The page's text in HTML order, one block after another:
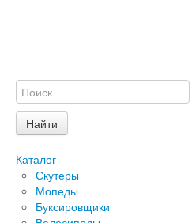
Каталог
Скутеры
Мопеды
Буксировщики